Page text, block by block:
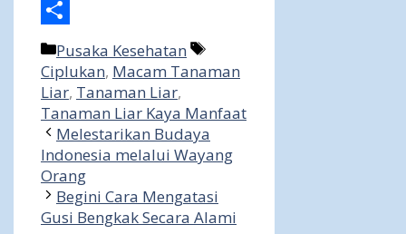
Share
Categories
Pusaka Kesehatan
Tags
Ciplukan, Macam Tanaman
Liar, Tanaman Liar,
Tanaman Liar Kaya Manfaat
Melestarikan Budaya
Indonesia melalui Wayang
Orang
Begini Cara Mengatasi
Gusi Bengkak Secara Alami